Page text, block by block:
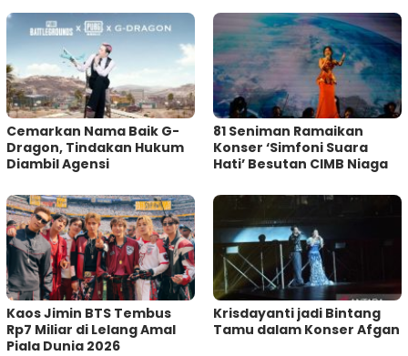
Cemarkan Nama Baik G-
Dragon, Tindakan Hukum
Diambil Agensi
81 Seniman Ramaikan
Konser ‘Simfoni Suara
Hati’ Besutan CIMB Niaga
Kaos Jimin BTS Tembus
Rp7 Miliar di Lelang Amal
Piala Dunia 2026
Krisdayanti jadi Bintang
Tamu dalam Konser Afgan